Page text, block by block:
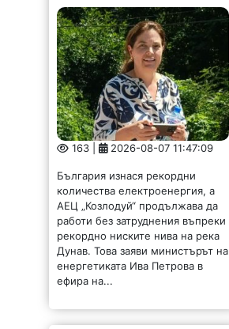
163 | 2026-08-07 11:47:09
България изнася рекордни
количества електроенергия, а
АЕЦ „Козлодуй“ продължава да
работи без затруднения въпреки
рекордно ниските нива на река
Дунав. Това заяви министърът на
енергетиката Ива Петрова в
ефира на...